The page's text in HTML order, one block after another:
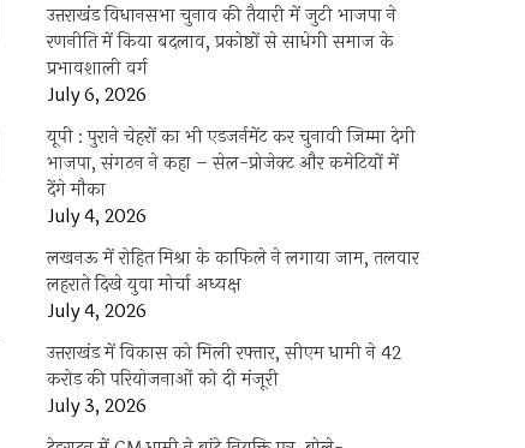
उत्तराखंंड विधानसभा चुनाव की तैयारी में जुटी भाजपा ने
रणनीति में किया बदलाव, प्रकोष्ठों से साधेगी समाज के
प्रभावशाली वर्ग
July 6, 2026
यूपी : पुराने चेहरों का भी एडजर्नमेंट कर चुनावी जिम्मा देगी
भाजपा, संगठन ने कहा – सेल-प्रोजेक्ट और कमेटियों में
देंगे मौका
July 4, 2026
लखनऊ में रोहित मिश्रा के काफिले ने लगाया जाम, तलवार
लहराते दिखे युवा मोर्चा अध्यक्ष
July 4, 2026
उत्तराखंड में विकास को मिली रफ्तार, सीएम धामी ने 42
करोड़ की परियोजनाओं को दी मंजूरी
July 3, 2026